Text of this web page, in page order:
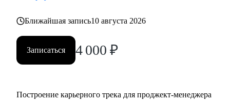
Ближайшая запись10 августа 2026
Записаться 4 000 ₽
Построение карьерного трека для проджект-менеджера